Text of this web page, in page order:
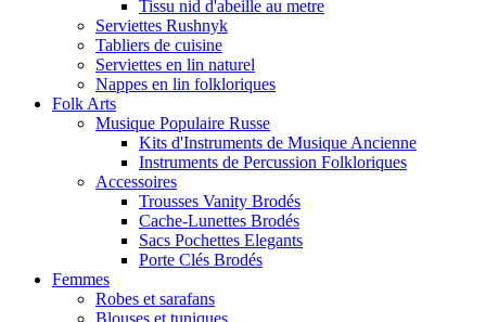
Tissu nid d'abeille au metre
Serviettes Rushnyk
Tabliers de cuisine
Serviettes en lin naturel
Nappes en lin folkloriques
Folk Arts
Musique Populaire Russe
Kits d'Instruments de Musique Ancienne
Instruments de Percussion Folkloriques
Accessoires
Trousses Vanity Brodés
Cache-Lunettes Brodés
Sacs Pochettes Elegants
Porte Clés Brodés
Femmes
Robes et sarafans